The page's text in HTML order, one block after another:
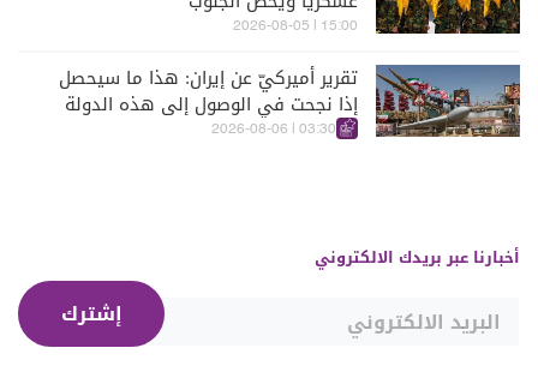
15:00 | 2026-08-05
تقرير أميركيّ عن إيران: هذا ما سيحصل
إذا نجحت في الوصول إلى هذه الدولة
الآسيويّة
03:30 | 2026-08-06
أخبارنا عبر بريدك الالكتروني
إشترك